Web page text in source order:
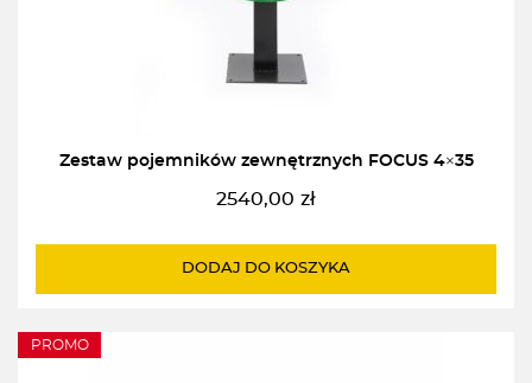
Zestaw pojemników zewnętrznych FOCUS 4×35
2540,00 zł
DODAJ DO KOSZYKA
PROMO